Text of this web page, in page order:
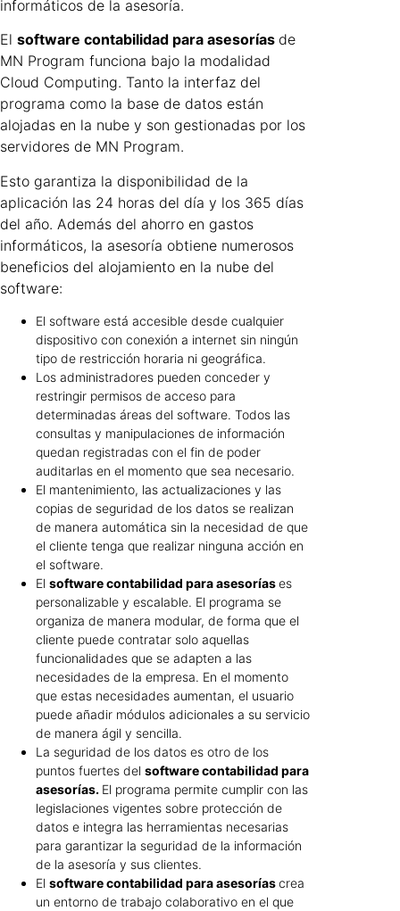
informáticos de la asesoría.
El software contabilidad para asesorías de
MN Program funciona bajo la modalidad
Cloud Computing. Tanto la interfaz del
programa como la base de datos están
alojadas en la nube y son gestionadas por los
servidores de MN Program.
Esto garantiza la disponibilidad de la
aplicación las 24 horas del día y los 365 días
del año. Además del ahorro en gastos
informáticos, la asesoría obtiene numerosos
beneficios del alojamiento en la nube del
software:
El software está accesible desde cualquier
dispositivo con conexión a internet sin ningún
tipo de restricción horaria ni geográfica.
Los administradores pueden conceder y
restringir permisos de acceso para
determinadas áreas del software. Todos las
consultas y manipulaciones de información
quedan registradas con el fin de poder
auditarlas en el momento que sea necesario.
El mantenimiento, las actualizaciones y las
copias de seguridad de los datos se realizan
de manera automática sin la necesidad de que
el cliente tenga que realizar ninguna acción en
el software.
El software contabilidad para asesoríases
personalizable y escalable. El programa se
organiza de manera modular, de forma que el
cliente puede contratar solo aquellas
funcionalidades que se adapten a las
necesidades de la empresa. En el momento
que estas necesidades aumentan, el usuario
puede añadir módulos adicionales a su servicio
de manera ágil y sencilla.
La seguridad de los datos es otro de los
puntos fuertes del software contabilidad para
asesorías. El programa permite cumplir con las
legislaciones vigentes sobre protección de
datos e integra las herramientas necesarias
para garantizar la seguridad de la información
de la asesoría y sus clientes.
El software contabilidad para asesoríascrea
un entorno de trabajo colaborativo en el que